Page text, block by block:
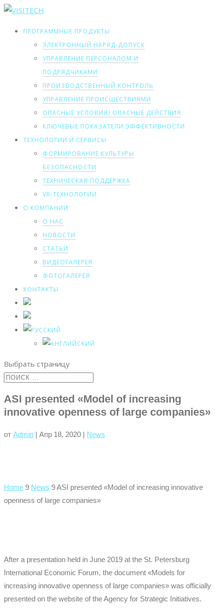
ПРОГРАММНЫЕ ПРОДУКТЫ
ЭЛЕКТРОННЫЙ НАРЯД-ДОПУСК
УПРАВЛЕНИЕ ПЕРСОНАЛОМ И
ПОДРЯДЧИКАМИ
ПРОИЗВОДСТВЕННЫЙ КОНТРОЛЬ
УПРАВЛЕНИЕ ПРОИСШЕСТВИЯМИ
ОПАСНЫЕ УСЛОВИЯ/ ОПАСНЫЕ ДЕЙСТВИЯ
КЛЮЧЕВЫЕ ПОКАЗАТЕЛИ ЭФФЕКТИВНОСТИ
ТЕХНОЛОГИИ И СЕРВИСЫ
ФОРМИРОВАНИЕ КУЛЬТУРЫ
БЕЗОПАСНОСТИ
ТЕХНИЧЕСКАЯ ПОДДЕРЖКА
VR-ТЕХНОЛОГИИ
О КОМПАНИИ
О НАС
НОВОСТИ
СТАТЬИ
ВИДЕОГАЛЕРЕЯ
ФОТОГАЛЕРЕЯ
КОНТАКТЫ
Выбрать страницу
ASI presented «Model of increasing
innovative openness of large companies»
от Admin | Апр 18, 2020 | News
Home 9 News 9ASI presented «Model of increasing innovative
openness of large companies»
After a presentation held in June 2019 at the St. Petersburg
International Economic Forum, the document «Models for
increasing innovative openness of large companies» was officially
presented on the website of the Agency for Strategic Initiatives.